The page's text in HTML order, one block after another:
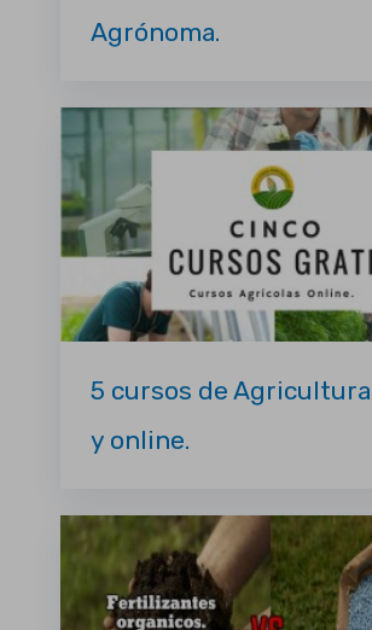
Agrónoma.
5 cursos de
y online.